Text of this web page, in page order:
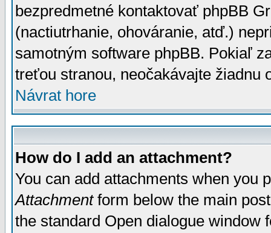
bezpredmetné kontaktovať phpBB
(nactiutrhanie, ohováranie, atď.)
samotným software phpBB. Pokiaľ
treťou stranou, neočakávajte žiadnu
Návrat hore
How do I add an attachment?
You can add attachments when you
Attachmentform below the main
the standard Open dialogue window